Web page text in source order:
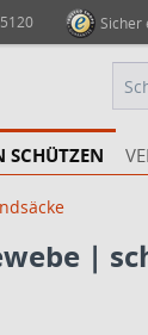
Sicher
SCHÜTZEN
|